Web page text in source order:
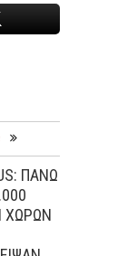
ΠΑΝΩ
ΧΩΡΩΝ